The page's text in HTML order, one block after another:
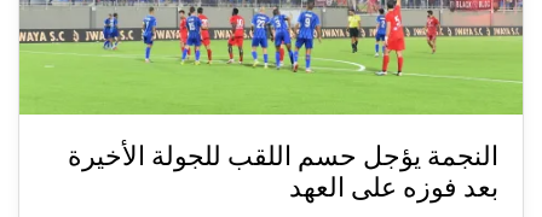
النجمة يؤجل حسم اللقب للجولة الأخيرة
بعد فوزه على العهد